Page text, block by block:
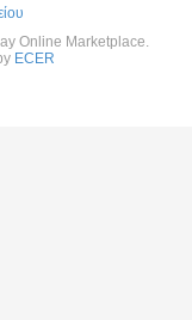
Online Marketplace.
ECER